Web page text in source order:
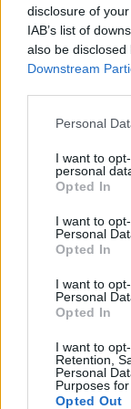
disclosure of
IAB’s list of
also be
Downstream
Personal
I want to
personal
Opted In
I want to
Personal
Opted In
I want to
Personal
Opted In
I want to
Retention,
Personal
Purposes
Opted Out